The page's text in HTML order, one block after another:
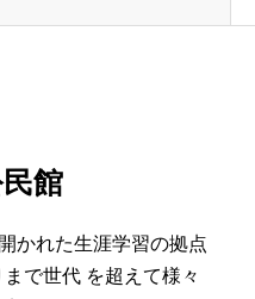
館
かれた生涯学習の拠点
で世代 を超えて様々